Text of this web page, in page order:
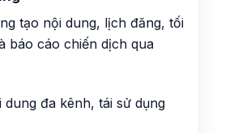
tạo nội dung, lịch đăng, tối
báo cáo chiến dịch qua
dung đa kênh, tái sử dụng